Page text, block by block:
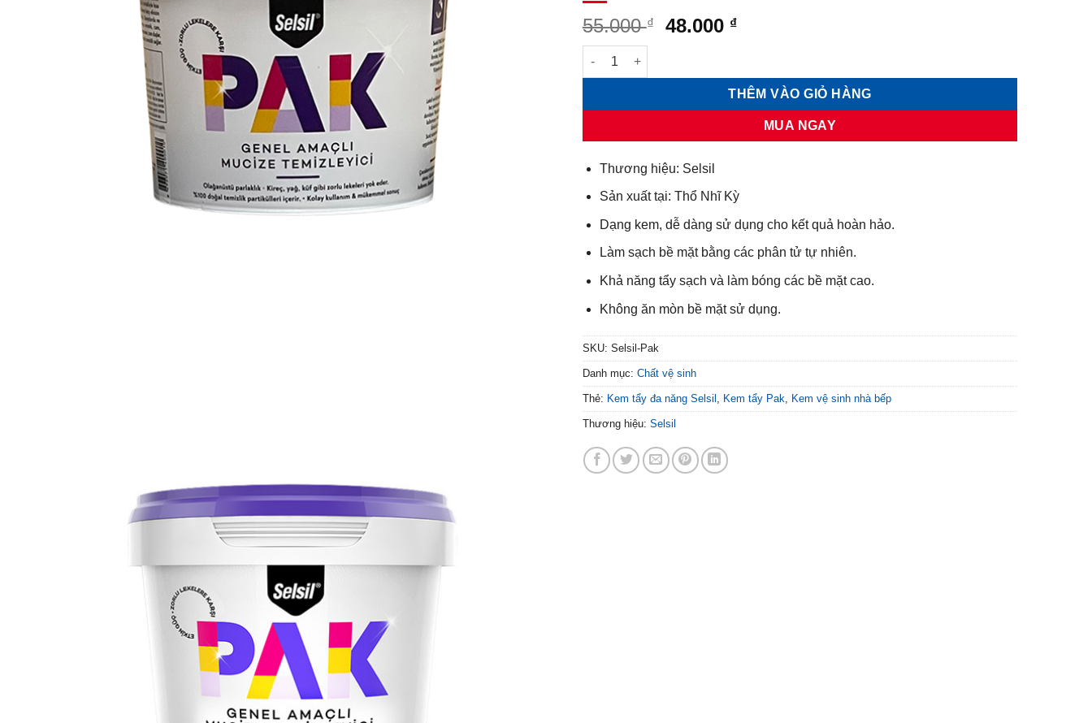
55.000₫
Giá
55.000 ₫.
48.000 ₫Giá
là:
48.000 ₫.
Kem tẩy đa năng Selsil PAK 500gr số lượng
THÊM VÀO GIỎ HÀNG
MUA NGAY
Thương hiệu: Selsil
Sản xuất tại: Thổ Nhĩ Kỳ
Dạng kem, dễ dàng sử dụng cho kết quả hoàn hảo.
Làm sạch bề mặt bằng các phân tử tự nhiên.
Khả năng tẩy sạch và làm bóng các bề mặt cao.
Không ăn mòn bề mặt sử dụng.
SKU: Selsil-Pak
Danh mục: Chất vệ sinh
Thẻ: Kem tẩy đa năng Selsil , Kem tẩy Pak, Kem vệ sinh nhà bếp
Thương hiệu: Selsil